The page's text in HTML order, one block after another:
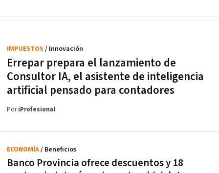
Errepar prepara el lanzamiento de
Consultor IA, el asistente de inteligencia
artificial pensado para contadores
IMPUESTOS / Innovación
PoriProfesional
Banco Provincia ofrece descuentos y 18
ECONOMÍA/ Beneficios